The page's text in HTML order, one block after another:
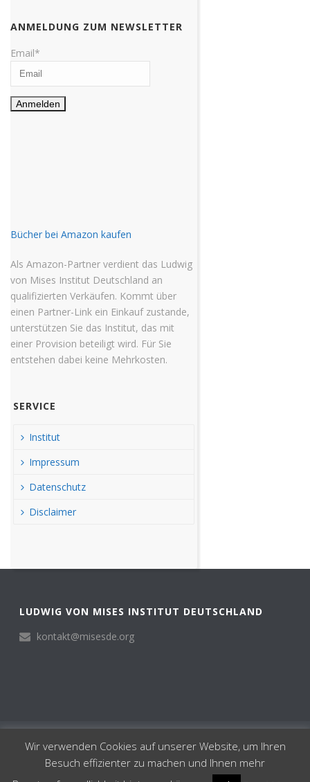
ANMELDUNG ZUM NEWSLETTER
Email*
Bücher bei Amazon kaufen
Als Amazon-Partner verdient das Ludwig
von Mises Institut Deutschland an
qualifizierten Verkäufen. Kommt über
einen Partner-Link ein Einkauf zustande,
unterstützen Sie das Institut, das mit
einer Provision beteiligt wird. Für Sie
entstehen dabei keine Mehrkosten.
SERVICE
Institut
Impressum
Datenschutz
Disclaimer
LUDWIG VON MISES INSTITUT DEUTSCHLAND
kontakt@misesde.org
Institut
Impressum
Wir verwenden Cookies auf unserer Website, um Ihren
Besuch effizienter zu machen und Ihnen mehr